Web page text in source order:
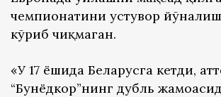
чемпионатини устувор
кўриб чиқмаган.
«У 17 ёшида Беларусга кетди,
“Бунёдкор”нинг дубль